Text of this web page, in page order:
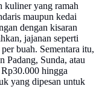
kuliner yang ramah
maupun kedai
dengan kisaran
jajanan seperti
buah. Sementara itu,
Padang, Sunda, atau
hingga
yang dipesan untuk